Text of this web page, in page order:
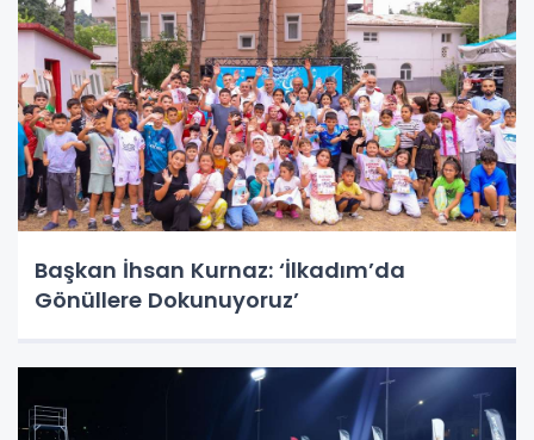
Başkan İhsan Kurnaz: ‘İlkadım’da
Gönüllere Dokunuyoruz’